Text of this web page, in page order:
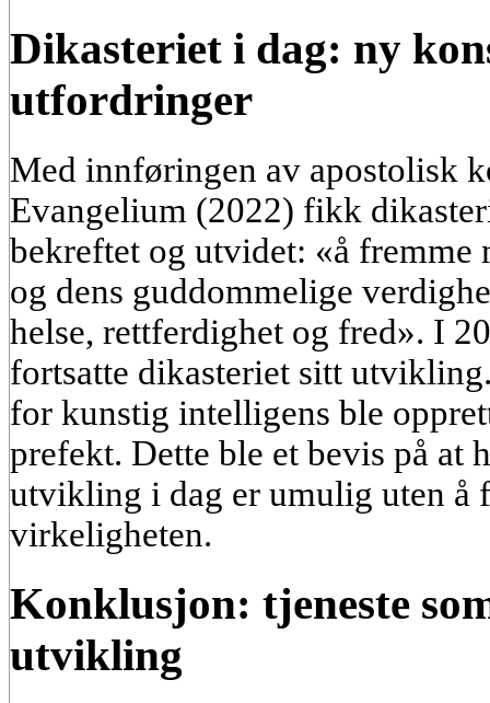
Dikasteriet i dag: ny
utfordringer
Med innføringen av apostolisk
Evangelium (2022) fikk
bekreftet og utvidet: «å
og dens guddommelige
helse, rettferdighet og fred». I
fortsatte dikasteriet sitt
for kunstig intelligens ble
prefekt. Dette ble et bevis på at
utvikling i dag er umulig uten å
virkeligheten.
Konklusjon: tjeneste
utvikling